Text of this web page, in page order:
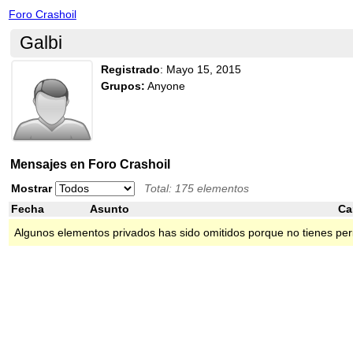
Foro Crashoil
Galbi
Registrado: Mayo 15, 2015
Grupos: Anyone
Mensajes en Foro Crashoil
Mostrar
Total: 175 elementos
Fecha
Asunto
Algunos elementos privados has sido omitidos porque no tienes